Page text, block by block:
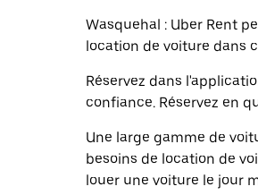
Wasquehal : Uber Rent
location de voiture dans
Réservez dans
confiance. Réservez en
Une large gamme de
besoins de location de
louer une voiture le jour